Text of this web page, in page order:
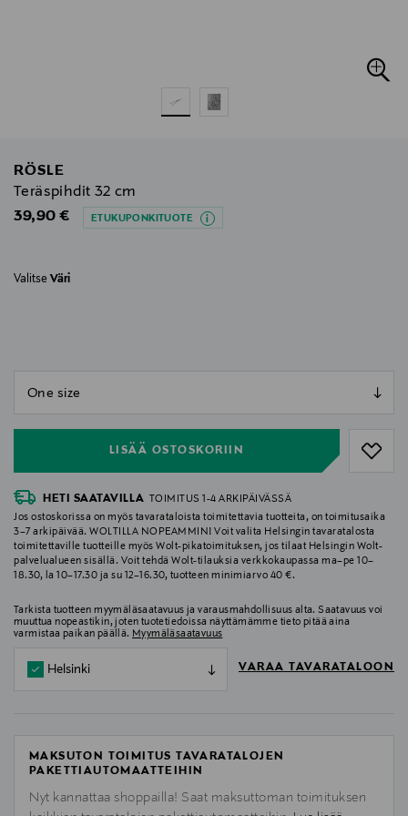
RÖSLE
Teräspihdit 32 cm
Original Price
39,90 € ETUKUPONKITUOTE
Valitse Väri
LISÄÄ OSTOSKORIIN
HETI SAATAVILLA
TOIMITUS 1-4 ARKIPÄIVÄSSÄ
Jos ostoskorissa on myös tavarataloista toimitettavia tuotteita, on toimitusaika
3–7 arkipäivää. WOLTILLA NOPEAMMIN! Voit valita Helsingin tavaratalosta
toimitettaville tuotteille myös Wolt-pikatoimituksen, jos tilaat Helsingin Wolt-
palvelualueen sisällä. Voit tehdä Wolt-tilauksia verkkokaupassa ma–pe 10–
18.30, la 10–17.30 ja su 12–16.30, tuotteen minimiarvo 40 €.
Tarkista tuotteen myymäläsaatavuus ja varausmahdollisuus alta. Saatavuus voi
muuttua nopeastikin, joten tuotetiedoissa näyttämämme tieto pitää aina
varmistaa paikan päällä. Myymäläsaatavuus
Helsinki VARAA TAVARATALOON
MAKSUTON TOIMITUS TAVARATALOJEN
PAKETTIAUTOMAATTEIHIN
Nyt kannattaa shoppailla! Saat maksuttoman toimituksen